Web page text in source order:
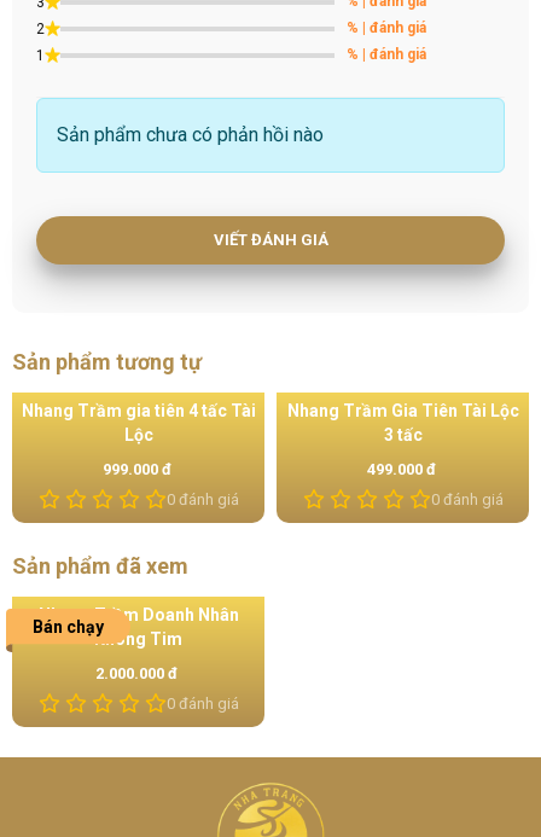
🎁 Phù hợp dùng để: Xông không gian sống, tiếp khách
VIP, hành thiền, biếu tặng sếp, doanh nhân hoặc những
người yêu thích không gian sống thanh cao – đẳng cấp.
2
% | đánh giá
1
% | đánh giá
Sản phẩm chưa có phản hồi nào
VIẾT ĐÁNH GIÁ
Sản phẩm tương tự
Trầm gia tiên 4 tấc Tài
999.000 đ
0 đánh giá
Nhang Trầm Gia Tiên Tài Lộc
499.000 đ
0 đánh giá
Sản phẩm đã xem
Bán chạy
Nhang Trầm Doanh Nhân
Không Tim
2.000.000 đ
0 đánh giá